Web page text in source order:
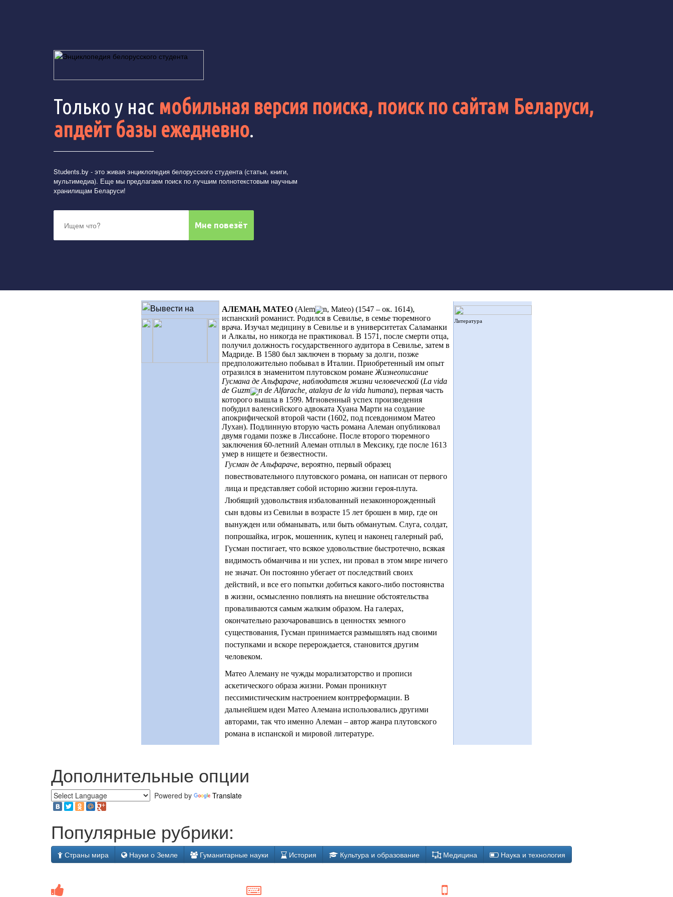
Только у нас мобильная версия поиска, поиск по сайтам Беларуси,
апдейт базы ежедневно.
Students.by - это живая энциклопедия белорусского студента (статьи, книги,
мультимедиа). Еще мы предлагаем поиск по лучшим полнотекстовым научным
хранилищам Беларуси!
АЛЕМАН, МАТЕО (Alem n, Mateo) (1547 – ок. 1614),
испанский романист. Родился в Севилье, в семье тюремного
врача. Изучал медицину в Севилье и в университетах Саламанки
и Алкалы, но никогда не практиковал. В 1571, после смерти отца,
получил должность государственного аудитора в Севилье, затем в
Мадриде. В 1580 был заключен в тюрьму за долги, позже
предположительно побывал в Италии. Приобретенный им опыт
отразился в знаменитом плутовском романе Жизнеописание
Гусмана де Альфараче, наблюдателя жизни человеческой (La vida
de Guzm
n de Alfarache, atalaya de la vida humana), первая часть
которого вышла в 1599. Мгновенный успех произведения
побудил валенсийского адвоката Хуана Марти на создание
апокрифической второй части (1602, под псевдонимом Матео
Лухан). Подлинную вторую часть романа Алеман опубликовал
двумя годами позже в Лиссабоне. После второго тюремного
заключения 60-летний Алеман отплыл в Мексику, где после 1613
умер в нищете и безвестности.
Гусман де Альфараче, вероятно, первый образец
повествовательного плутовского романа, он написан от первого
лица и представляет собой историю жизни героя-плута.
Любящий удовольствия избалованный незаконнорожденный
сын вдовы из Севильи в возрасте 15 лет брошен в мир, где он
вынужден или обманывать, или быть обманутым. Слуга, солдат,
попрошайка, игрок, мошенник, купец и наконец галерный раб,
Гусман постигает, что всякое удовольствие быстротечно, всякая
видимость обманчива и ни успех, ни провал в этом мире ничего
не значат. Он постоянно убегает от последствий своих
действий, и все его попытки добиться какого-либо постоянства
в жизни, осмысленно повлиять на внешние обстоятельства
проваливаются самым жалким образом. На галерах,
окончательно разочаровавшись в ценностях земного
существования, Гусман принимается размышлять над своими
поступками и вскоре перерождается, становится другим
человеком.
Матео Алеману не чужды морализаторство и прописи
аскетического образа жизни. Роман проникнут
пессимистическим настроением контрреформации. В
дальнейшем идеи Матео Алемана использовались другими
авторами, так что именно Алеман – автор жанра плутовского
романа в испанской и мировой литературе.
Литература
Дополнительные опции
Powered by Translate
Популярные рубрики:
Страны мира Науки о Земле Гуманитарные науки История Культура и образование Медицина Наука и технология